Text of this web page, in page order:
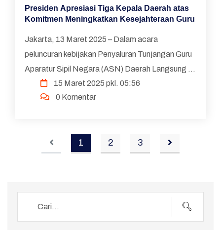
Presiden Apresiasi Tiga Kepala Daerah atas
Komitmen Meningkatkan Kesejahteraan Guru
Jakarta, 13 Maret 2025 – Dalam acara
peluncuran kebijakan Penyaluran Tunjangan Guru
Aparatur Sipil Negara (ASN) Daerah Langsung ke
Rekening Guru, Presiden Republik Indonesia,
Prabowo Subianto, m...
15 Maret 2025 pkl. 05:56
0 Komentar
1 2 3